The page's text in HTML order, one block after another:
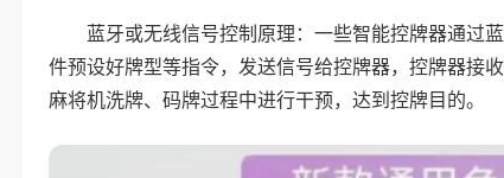
蓝牙或无线信号控制原理：一些智能控牌器通过
件预设好牌型等指令，发送信号给控牌器，控牌器接
麻将机洗牌、码牌过程中进行干预，达到控牌目的。